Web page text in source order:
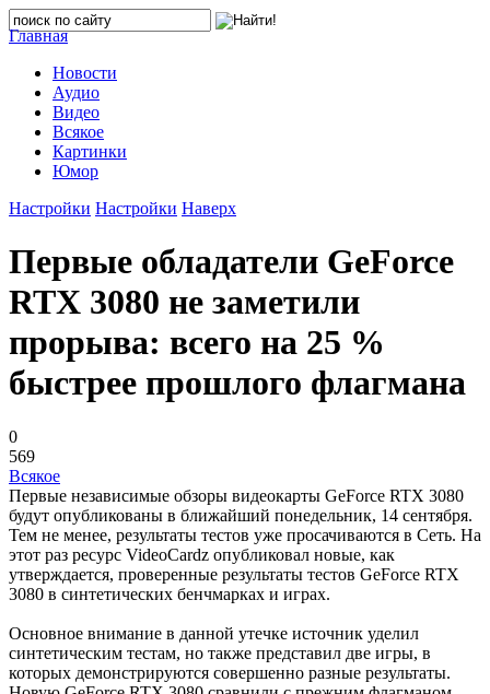
Главная
Новости
Аудио
Видео
Всякое
Картинки
Юмор
Настройки Настройки Наверх
Первые обладатели GeForce
RTX 3080 не заметили
прорыва: всего на 25 %
быстрее прошлого флагмана
0
569
Всякое
Первые независимые обзоры видеокарты GeForce RTX 3080
будут опубликованы в ближайший понедельник, 14 сентября.
Тем не менее, результаты тестов уже просачиваются в Сеть. На
этот раз ресурс VideoCardz опубликовал новые, как
утверждается, проверенные результаты тестов GeForce RTX
3080 в синтетических бенчмарках и играх.
Основное внимание в данной утечке источник уделил
синтетическим тестам, но также представил две игры, в
которых демонстрируются совершенно разные результаты.